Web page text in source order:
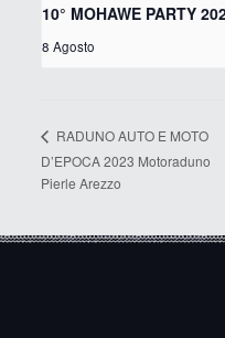
10° MOHAWE PARTY
8 Agosto
RADUNO AUTO E MOTO
D’EPOCA 2023 Motoraduno
Pierle Arezzo